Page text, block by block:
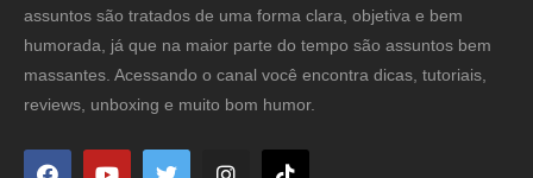
assuntos são tratados de uma forma clara, objetiva e bem
humorada, já que na maior parte do tempo são assuntos bem
massantes. Acessando o canal você encontra dicas, tutoriais,
reviews, unboxing e muito bom humor.